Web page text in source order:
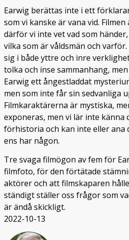
Earwig berättas inte i ett
som vi kanske är vana vid.
därför vi inte vet vad som
vilka som är våldsmän och
sig i både yttre och inre
tolka och inse sammanhang,
Earwig ett ångestladdat
men som inte får sin sedvanliga
Filmkaraktärerna är mystiska,
exponeras, men vi lär inte känna
förhistoria och kan inte eller ana
ens har någon.
Tre svaga filmögon av fem för
filmfoto, för den förtätade
aktörer och att filmskaparen
ständigt ställer oss frågor som
är ändå skickligt.
2022-10-13